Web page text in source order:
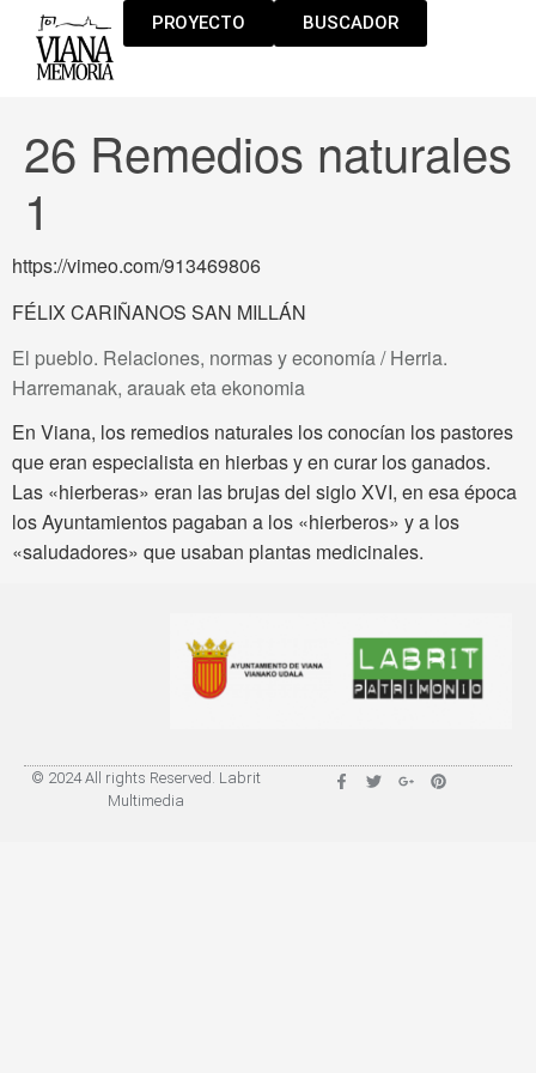
PROYECTO BUSCADOR
26 Remedios naturales
1
https://vimeo.com/913469806
FÉLIX CARIÑANOS SAN MILLÁN
El pueblo. Relaciones, normas y economía / Herria.
Harremanak, arauak eta ekonomia
En Viana, los remedios naturales los conocían los pastores
que eran especialista en hierbas y en curar los ganados.
Las «hierberas» eran las brujas del siglo XVI, en esa época
los Ayuntamientos pagaban a los «hierberos» y a los
«saludadores» que usaban plantas medicinales.
© 2024 All rights Reserved. Labrit
Multimedia